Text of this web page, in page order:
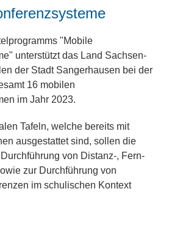
"Mobile
unterstützt das Land Sachsen-
der Stadt Sangerhausen bei der
16 mobilen
im Jahr 2023.
Tafeln, welche bereits mit
ausgestattet sind, sollen die
von Distanz-, Fern-
zur Durchführung von
im schulischen Kontext